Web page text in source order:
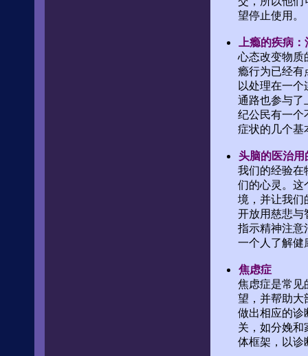
望停止使用。
上瘾的疾病
心态改变物质
瘾行为已经有
以处理在一
通路也参与了
纪公民有一个
症状的几个基
头脑的医治用
我们的经验在
们的心灵。这
境，并让我们
开放用慈悲与
指示精神注意
一个人了解健
焦虑症
焦虑症是常见
望，并帮助大
做出相应的诊
关，如分娩和
体框架，以诊